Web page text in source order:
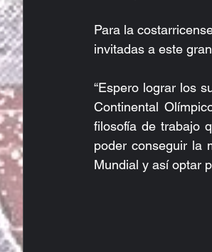
Para la
invitadas a este
“Espero lograr los
Continental
filosofía de trabajo
poder conseguir la
Mundial y así optar